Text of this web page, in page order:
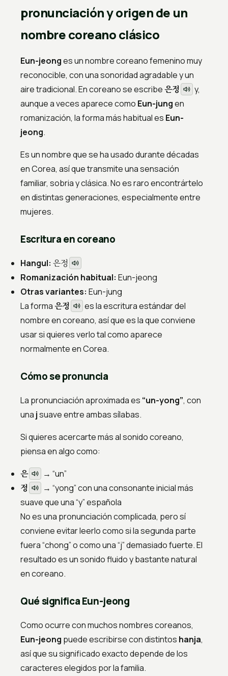
pronunciación y origen de un
nombre coreano clásico
Eun-jeonges un nombre coreano femenino muy
reconocible, con una sonoridad agradable y un
aire tradicional. En coreano se escribe은정
y,
aunque a veces aparece como Eun-jungen
romanización, la forma más habitual es Eun-
jeong.
Es un nombre que se ha usado durante décadas
en Corea, así que transmite una sensación
familiar, sobria y clásica. No es raro encontrártelo
en distintas generaciones, especialmente entre
mujeres.
Escritura en coreano
Hangul: 은정
Romanización habitual: Eun-jeong
Otras variantes: Eun-jung
La forma은정
es la escritura estándar del
nombre en coreano, así que es la que conviene
usar si quieres verlo tal como aparece
normalmente en Corea.
Cómo se pronuncia
La pronunciación aproximada es “un-yong”, con
una jsuave entre ambas sílabas.
Si quieres acercarte más al sonido coreano,
piensa en algo como:
은 → “un”
정
→ “yong” con una consonante inicial más
suave que una “y” española
No es una pronunciación complicada, pero sí
conviene evitar leerlo como si la segunda parte
fuera “chong” o como una “j” demasiado fuerte. El
resultado es un sonido fluido y bastante natural
en coreano.
Qué significa Eun-jeong
Como ocurre con muchos nombres coreanos,
Eun-jeong puede escribirse con distintos hanja,
así que su significado exacto depende de los
caracteres elegidos por la familia.